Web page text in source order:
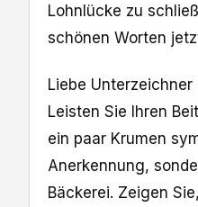
Lohnlücke zu
schönen Worten
Liebe
Leisten Sie Ihren
ein paar Krumen
Anerkennung,
Bäckerei. Zeigen